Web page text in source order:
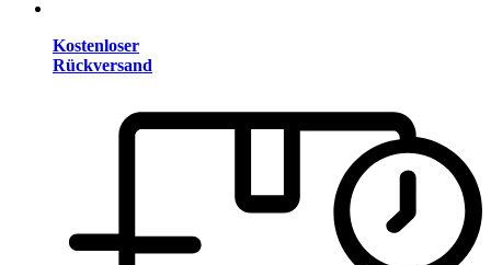
Kostenloser
Rückversand